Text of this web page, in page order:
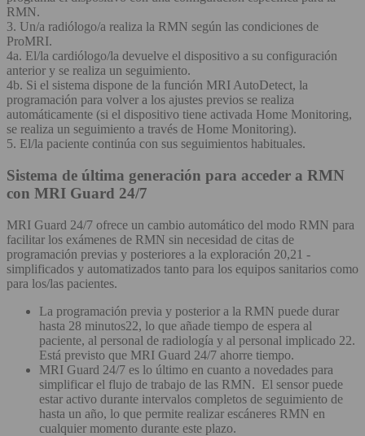
RMN.
3. Un/a radiólogo/a realiza la RMN según las condiciones de
ProMRI.
4a. El/la cardiólogo/la devuelve el dispositivo a su configuración
anterior y se realiza un seguimiento.
4b. Si el sistema dispone de la función MRI AutoDetect, la
programación para volver a los ajustes previos se realiza
automáticamente (si el dispositivo tiene activada Home Monitoring,
se realiza un seguimiento a través de Home Monitoring).
5. El/la paciente continúa con sus seguimientos habituales.
Sistema de última generación para acceder a RMN
con MRI Guard 24/7
MRI Guard 24/7 ofrece un cambio automático del modo RMN para
facilitar los exámenes de RMN sin necesidad de citas de
programación previas y posteriores a la exploración 20,21 -
simplificados y automatizados tanto para los equipos sanitarios como
para los/las pacientes.
La programación previa y posterior a la RMN puede durar
hasta 28 minutos22, lo que añade tiempo de espera al
paciente, al personal de radiología y al personal implicado 22.
Está previsto que MRI Guard 24/7 ahorre tiempo.
MRI Guard 24/7 es lo último en cuanto a novedades para
simplificar el flujo de trabajo de las RMN. El sensor puede
estar activo durante intervalos completos de seguimiento de
hasta un año, lo que permite realizar escáneres RMN en
cualquier momento durante este plazo.